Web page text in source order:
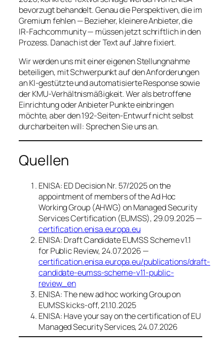
bevorzugt behandelt. Genau die Perspektiven, die im
Gremium fehlen — Bezieher, kleinere Anbieter, die
IR-Fachcommunity — müssen jetzt schriftlich in den
Prozess. Danach ist der Text auf Jahre fixiert.
Wir werden uns mit einer eigenen Stellungnahme
beteiligen, mit Schwerpunkt auf den Anforderungen
an KI-gestützte und automatisierte Response sowie
der KMU-Verhältnismäßigkeit. Wer als betroffene
Einrichtung oder Anbieter Punkte einbringen
möchte, aber den 192-Seiten-Entwurf nicht selbst
durcharbeiten will: Sprechen Sie uns an.
Quellen
ENISA: ED Decision Nr. 57/2025 on the
appointment of members of the Ad Hoc
Working Group (AHWG) on Managed Security
Services Certification (EUMSS), 29.09.2025 —
certification.enisa.europa.eu
ENISA: Draft Candidate EUMSS Scheme v1.1
for Public Review, 24.07.2026 —
certification.enisa.europa.eu/publications/draft-
candidate-eumss-scheme-v11-public-
review_en
ENISA: The new ad hoc working Group on
EUMSS kicks-off, 21.10.2025
ENISA: Have your say on the certification of EU
Managed Security Services, 24.07.2026